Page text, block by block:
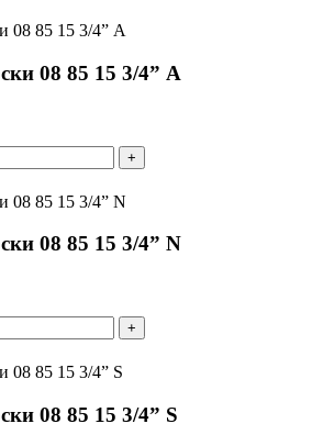
08 85 15 3/4” A
+
08 85 15 3/4” N
+
08 85 15 3/4” S